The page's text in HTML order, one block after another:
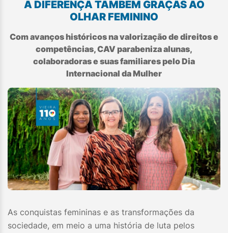
A DIFERENÇA TAMBÉM GRAÇAS AO
OLHAR FEMININO
Com avanços históricos na valorização de direitos e
competências, CAV parabeniza alunas,
colaboradoras e suas familiares pelo Dia
Internacional da Mulher
As conquistas femininas e as transformações da
sociedade, em meio a uma história de luta pelos